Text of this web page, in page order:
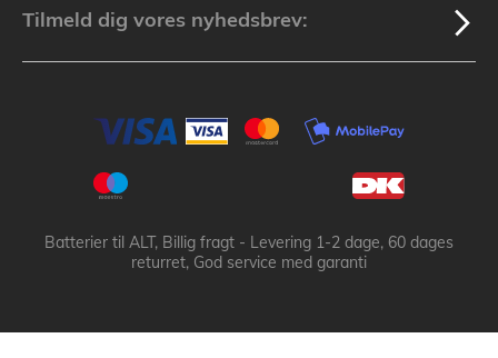
Tilmeld dig vores nyhedsbrev:
Batterier til ALT, Billig fragt - Levering 1-2 dage, 60 dages
returret, God service med garanti